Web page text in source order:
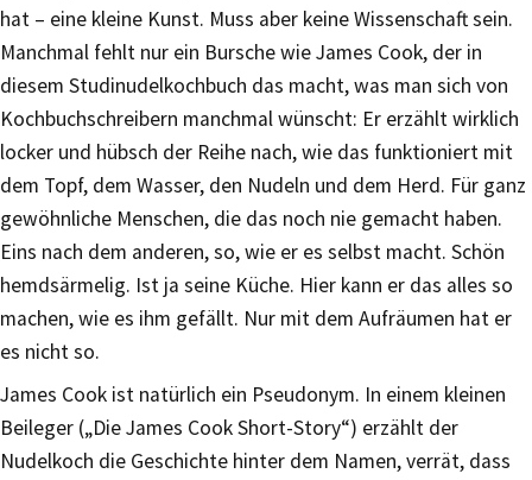
hat – eine kleine Kunst. Muss aber keine Wissenschaft sein.
Manchmal fehlt nur ein Bursche wie James Cook, der in
diesem Studinudelkochbuch das macht, was man sich von
Kochbuchschreibern manchmal wünscht: Er erzählt wirklich
locker und hübsch der Reihe nach, wie das funktioniert mit
dem Topf, dem Wasser, den Nudeln und dem Herd. Für ganz
gewöhnliche Menschen, die das noch nie gemacht haben.
Eins nach dem anderen, so, wie er es selbst macht. Schön
hemdsärmelig. Ist ja seine Küche. Hier kann er das alles so
machen, wie es ihm gefällt. Nur mit dem Aufräumen hat er
es nicht so.
James Cook ist natürlich ein Pseudonym. In einem kleinen
Beileger („Die James Cook Short-Story“) erzählt der
Nudelkoch die Geschichte hinter dem Namen, verrät, dass